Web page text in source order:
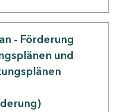
- Förderung
und